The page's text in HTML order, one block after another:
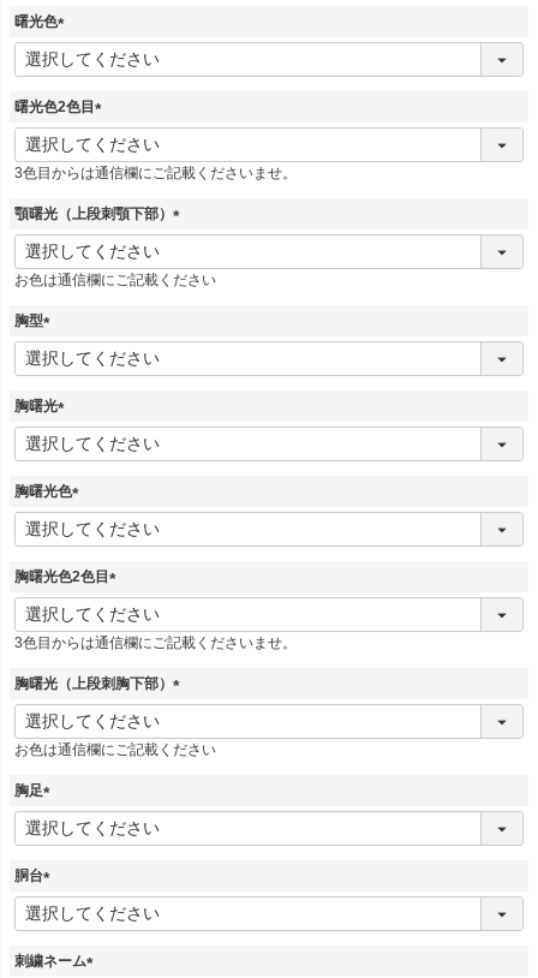
)
曙光色
(
必
)
曙光色2色目
(
必
須
3色目からは通信欄にご記載くださいませ。
顎曙光（上段刺顎下部）
(
須
お色は通信欄にご記載ください
胸型
(
必
)
胸曙光
(
必
)
胸曙光色
(
必
)
胸曙光色2色目
(
必
須
3色目からは通信欄にご記載くださいませ。
胸曙光（上段刺胸下部）
(
須
お色は通信欄にご記載ください
胸足
(
必
)
胴台
(
必
)
刺繍ネーム